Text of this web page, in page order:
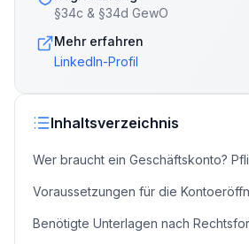
§34c & §34d GewO
Mehr erfahren
LinkedIn-Profil
Inhaltsverzeichnis
Wer braucht ein Geschäftskonto?
Voraussetzungen für die
Benötigte Unterlagen nach